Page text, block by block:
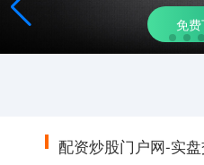
免
配资炒股门户网-实